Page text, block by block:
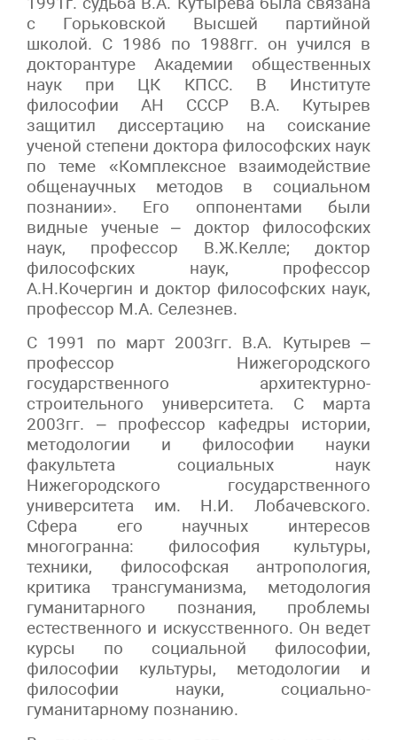
с Горьковской Высшей партийной
школой. С 1986 по 1988гг. он учился в
докторантуре Академии общественных
наук при ЦК КПСС. В Институте
философии АН СССР В.А. Кутырев
защитил диссертацию на соискание
ученой степени доктора философских наук
по теме «Комплексное взаимодействие
общенаучных методов в социальном
познании». Его оппонентами были
видные ученые – доктор философских
наук, профессор В.Ж.Келле; доктор
философских наук, профессор
А.Н.Кочергин и доктор философских наук,
профессор М.А. Селезнев.
С 1991 по март 2003гг. В.А. Кутырев –
профессор Нижегородского
государственного архитектурно-
строительного университета. С марта
2003гг. – профессор кафедры истории,
методологии и философии науки
факультета социальных наук
Нижегородского государственного
университета им. Н.И. Лобачевского.
Сфера его научных интересов
многогранна: философия культуры,
техники, философская антропология,
критика трансгуманизма, методология
гуманитарного познания, проблемы
естественного и искусственного. Он ведет
курсы по социальной философии,
философии культуры, методологии и
философии науки, социально-
гуманитарному познанию.